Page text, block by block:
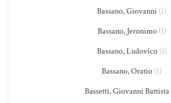
Bassano, Giovanni (1)
Bassano, Jeronimo(1)
Bassano, Ludovico(1)
Bassano, Oratio (1)
Bassetti, Giovanni Battista